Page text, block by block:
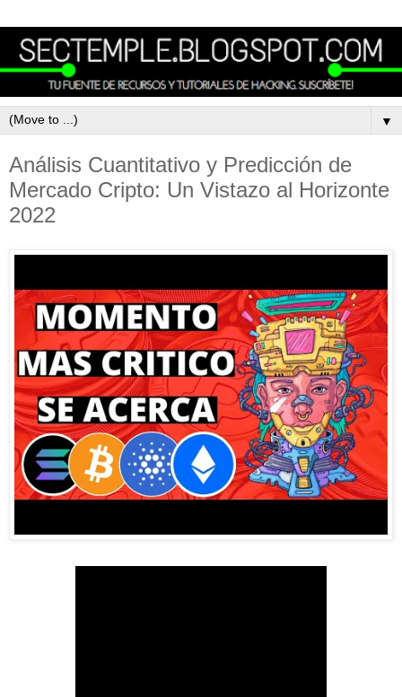
▼
Análisis Cuantitativo y Predicción de
Mercado Cripto: Un Vistazo al Horizonte
2022